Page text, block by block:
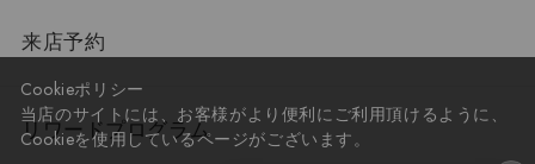
来店予約
リワードプログラム
Cookieポリシー
当店のサイトには、お客様がより便利にご利用頂けるように、
Cookieを使用しているページがございます。